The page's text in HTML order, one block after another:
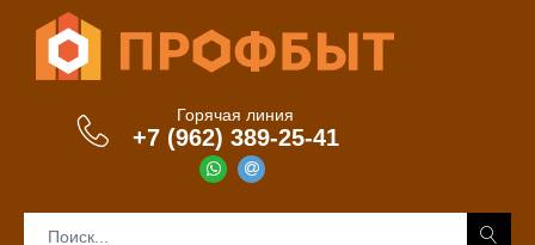
Горячая линия
+7 (962) 389-25-41